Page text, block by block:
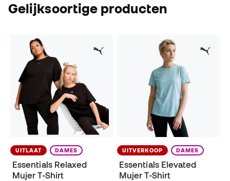
Gelijksoortige producten
UITLAAT DAMES
Essentials Relaxed
Mujer T-Shirt
UITVERKOOP DAMES
Essentials Elevated
Mujer T-Shirt